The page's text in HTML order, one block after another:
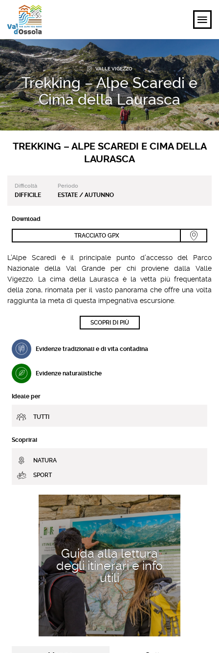
SCOPRI
VIVI
PIANIFICA
EVENTI E ISPIRAZIONI
VALLE VIGEZZO
Trekking – Alpe Scaredi e
Cima della Laurasca
TREKKING – ALPE SCAREDI E CIMA DELLA
LAURASCA
Difficoltà
DIFFICILE
Periodo
ESTATE / AUTUNNO
Download
TRACCIATO GPX
L’Alpe Scaredi è il principale punto d’accesso del Parco
Nazionale della Val Grande per chi proviene dalla Valle
Vigezzo. La cima della Laurasca è la vetta più frequentata
della zona, rinomata per il vasto panorama che offre una volta
raggiunta la meta di questa impegnativa escursione.
SCOPRI DI PIÙ
Evidenze tradizionali e di vita contadina
Evidenze naturalistiche
Ideale per
TUTTI
Scoprirai
NATURA
SPORT
Guida alla lettura
degli itinerari e info
utili
SCOPRI DI PIÙ